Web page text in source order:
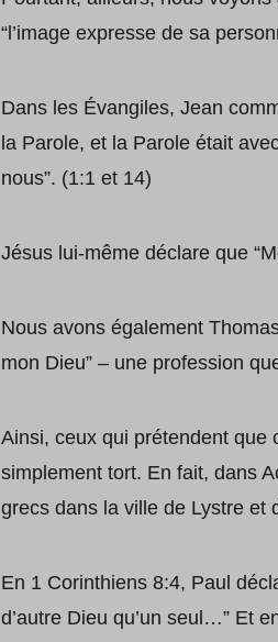
“l’image expresse de sa
Dans les Évangiles, Jean
la Parole, et la Parole était
nous”. (1:1 et 14)
Jésus lui-même déclare que
Nous avons également
mon Dieu” – une profession
Ainsi, ceux qui prétendent que
simplement tort. En fait, dans
grecs dans la ville de Lystre et
En 1 Corinthiens 8:4, Paul
d’autre Dieu qu’un seul…” Et